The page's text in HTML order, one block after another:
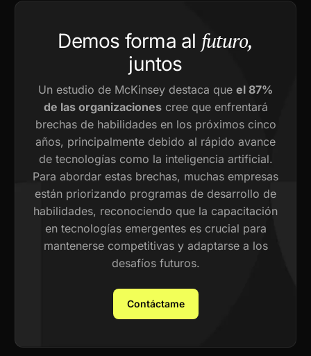
Demos forma al futuro,
juntos
Un estudio de McKinsey destaca que el 87%
de las organizacionescree que enfrentará
brechas de habilidades en los próximos cinco
años, principalmente debido al rápido avance
de tecnologías como la inteligencia artificial.
Para abordar estas brechas, muchas empresas
están priorizando programas de desarrollo de
habilidades, reconociendo que la capacitación
en tecnologías emergentes es crucial para
mantenerse competitivas y adaptarse a los
desafíos futuros.
Contáctame